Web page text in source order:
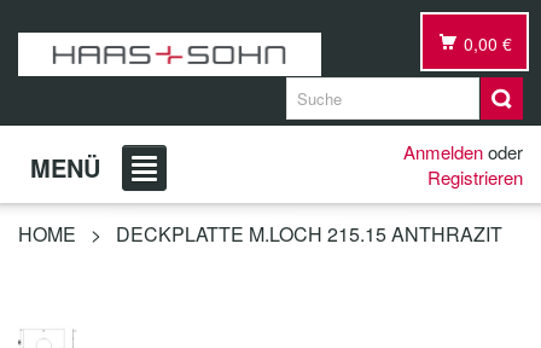
0,00 €
MENÜ Anmeldenoder
Registrieren
HOME > DECKPLATTE M.LOCH 215.15 ANTHRAZIT